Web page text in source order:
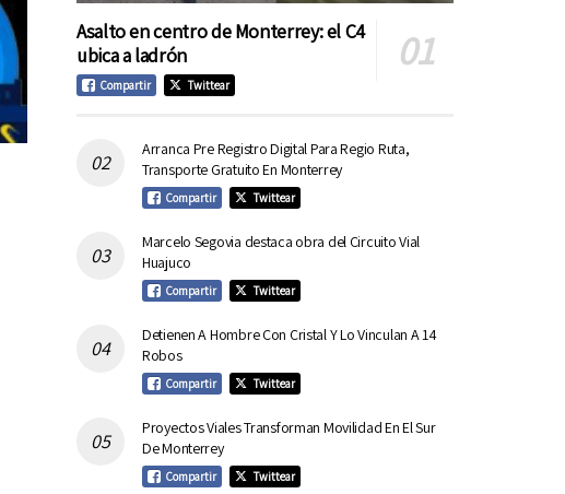
Asalto en centro de Monterrey: el C4
ubica a ladrón
Compartir Twittear
Arranca Pre Registro Digital Para Regio Ruta,
Transporte Gratuito En Monterrey
Compartir Twittear
Marcelo Segovia destaca obra del Circuito Vial
Huajuco
Compartir Twittear
Detienen A Hombre Con Cristal Y Lo Vinculan A 14
Robos
Compartir Twittear
Proyectos Viales Transforman Movilidad En El Sur
De Monterrey
Compartir Twittear